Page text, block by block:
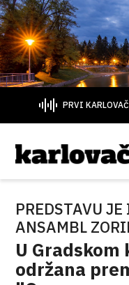
PRVI
PREDSTAVU
ANSAMBL
U
održana